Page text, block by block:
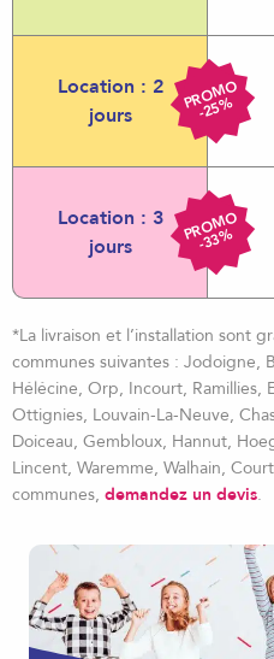
Location : 2
jours
P
R
O
M
O
-
2
5
%
Location : 3
jours
P
R
O
M
O
-
3
3
%
*La livraison et l’installation sont
communes suivantes : Jodoigne,
Hélécine, Orp, Incourt, Ramillies,
Ottignies, Louvain-La-Neuve,
Doiceau, Gembloux, Hannut,
Lincent, Waremme, Walhain,
communes, demandez un devis.